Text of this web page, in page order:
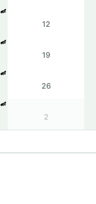
12
19
26
2